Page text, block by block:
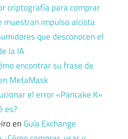
criptografía para comprar
muestran impulso alcista
que desconocen el
la IA
encontrar su frase de
MetaMask
el error «Pancake K»
es?
en Guía Exchange